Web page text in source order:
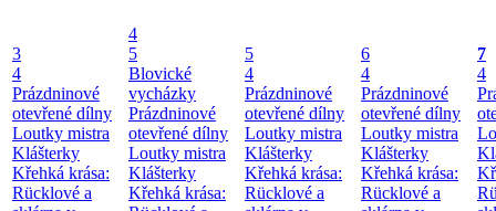
3
4
Prázdninové
otevřené dílny
Loutky mistra
Klášterky
Křehká krása:
Rücklové a
4
5
Blovické
vycházky
Prázdninové
otevřené dílny
Loutky mistra
Klášterky
Křehká krása:
5
4
Prázdninové
otevřené dílny
Loutky mistra
Klášterky
Křehká krása:
Rücklové a
6
4
Prázdninové
otevřené dílny
Loutky mistra
Klášterky
Křehká krása:
Rücklové a
7
4